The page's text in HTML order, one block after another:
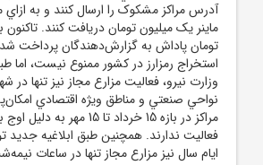
آدرس مراکز مشکوک را ارسال کنند و به
تومان پاداش به گزارش‌دهندگان پرداخت
استخراج رمزارز در کشور ممنوع نيست، اما
وزارت نيرو، فعاليت مزارع مجاز نيز تنها
نواحي صنعتي و مناطق ويژه اقتصادي
مراکز در بازه 15 خرداد تا 15
فعاليت ندارند. همچنين طبق ابلاغيه جديد
ايام سال نيز مزارع مجاز تنها در ساعات